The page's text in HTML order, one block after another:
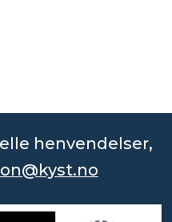
henvendelser,